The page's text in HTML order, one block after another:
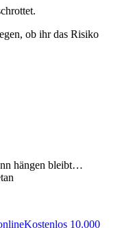
ob ihr das Risiko
hängen bleibt…
Kostenlos 10.000